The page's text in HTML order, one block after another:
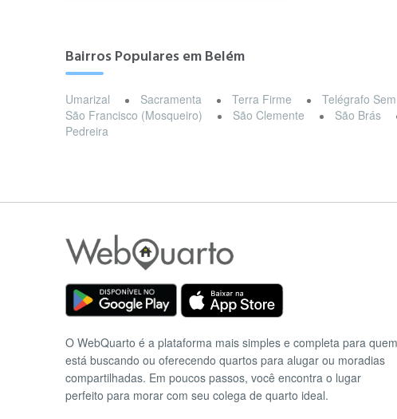
Bairros Populares em Belém
Umarizal Sacramenta Terra Firme Telégrafo
São Francisco (Mosqueiro)
São Clemente São Brás
Pedreira
O WebQuarto é a plataforma mais simples e completa para quem
está buscando ou oferecendo quartos para alugar ou moradias
compartilhadas. Em poucos passos, você encontra o lugar
perfeito para morar com seu colega de quarto ideal.